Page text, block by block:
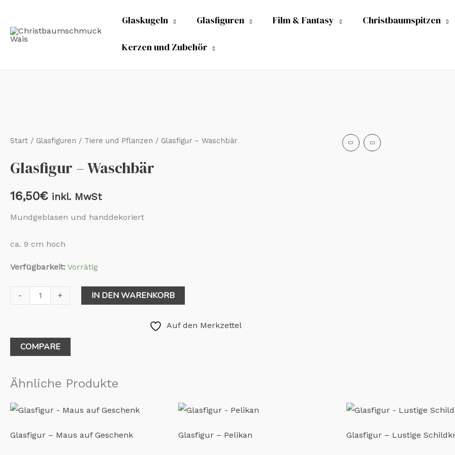
springen
Glaskugeln Glasfiguren Film & Fantasy Christbaumspitzen
Kerzen und Zubehör
Start / Glasfiguren / Tiere und Pflanzen / Glasfigur – Waschbär
Glasfigur – Waschbär
16,50€ inkl. MwSt
Mundgeblasen und handdekoriert
ca. 9 cm hoch
Verfügbarkeit: Vorrätig
-
Waschbär
+ IN DEN WARENKORB
Auf den Merkzettel
COMPARE
Ähnliche Produkte
Glasfigur – Maus auf Geschenk Glasfigur – Pelikan Glasfigur – Lustige